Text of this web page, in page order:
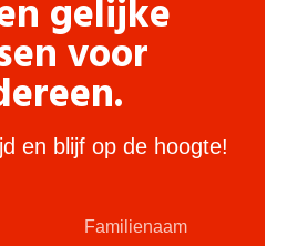
gelijke
voor
en blijf op de hoogte!